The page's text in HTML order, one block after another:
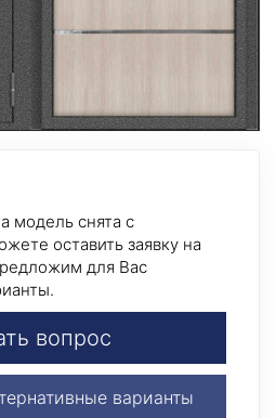
модель снята с
оставить заявку на
для Вас
вопрос
варианты